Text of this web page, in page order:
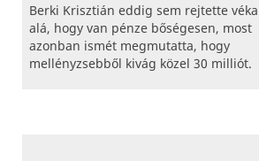
Berki Krisztián eddig sem rejtette véka
alá, hogy van pénze bőségesen, most
azonban ismét megmutatta, hogy
mellényzsebből kivág közel 30 milliót.